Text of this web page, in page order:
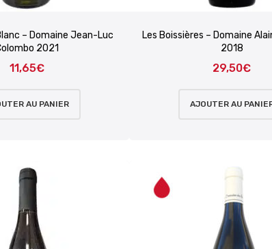
– Domaine Jean-Luc
2021
11,65€
AU PANIER
Les Boissières – Domaine
2018
29,50€
AJOUTER AU